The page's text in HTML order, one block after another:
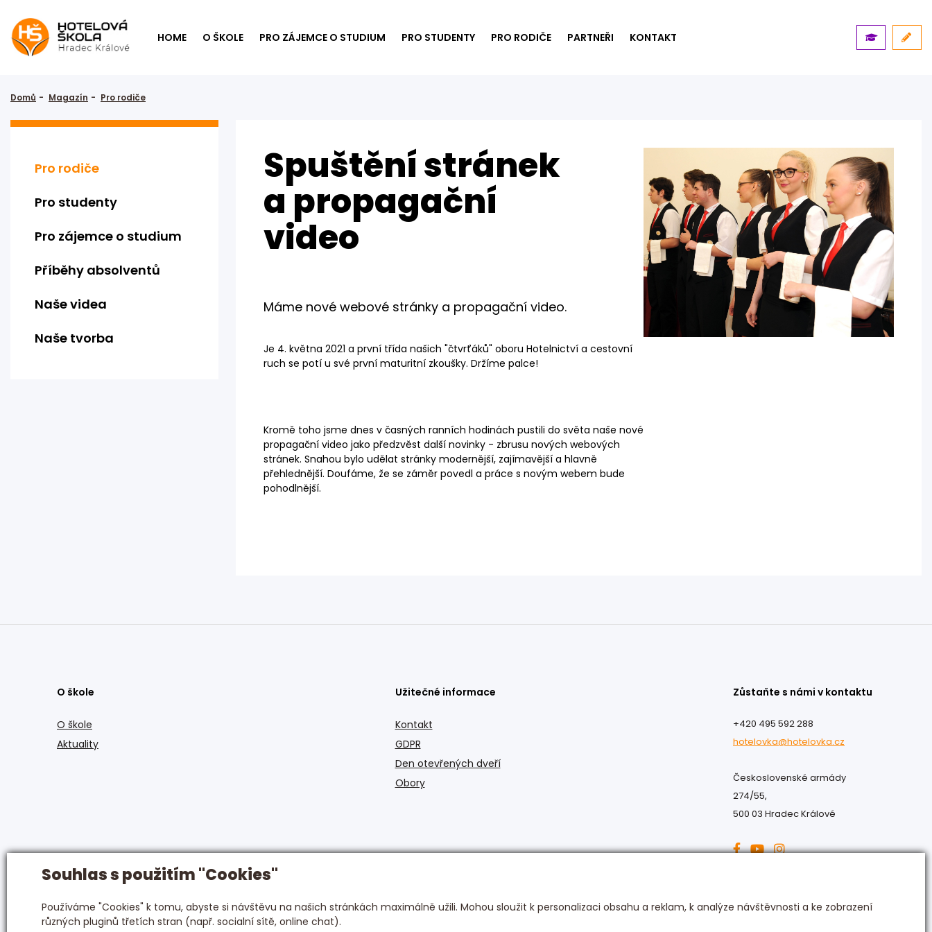
Souhlas s použitím "Cookies"
Používáme "Cookies" k tomu, abyste si návštěvu na našich stránkách maximálně užili. Mohou sloužit k personalizaci obsahu a reklam, k analýze návštěvnosti a ke zobrazení
různých pluginů třetích stran (např. socialní sítě, online chat).
HOME O ŠKOLE PRO ZÁJEMCE O STUDIUM PRO STUDENTY PRO RODIČE PARTNEŘI KONTAKT
Domů Magazín Pro rodiče
Pro rodiče
Pro studenty
Pro zájemce o studium
Příběhy absolventů
Naše videa
Naše tvorba
Spuštění stránek
a propagační
video
Máme nové webové stránky a propagační video.
Je 4. května 2021 a první třída našich "čtvrťáků" oboru Hotelnictví a cestovní
ruch se potí u své první maturitní zkoušky. Držíme palce!
Kromě toho jsme dnes v časných ranních hodinách pustili do světa naše nové
propagační video jako předzvěst další novinky - zbrusu nových webových
stránek. Snahou bylo udělat stránky modernější, zajímavější a hlavně
přehlednější. Doufáme, že se záměr povedl a práce s novým webem bude
pohodlnější.
O škole
O škole
Aktuality
Užitečné informace
Kontakt
GDPR
Den otevřených dveří
Obory
Zůstaňte s námi v kontaktu
+420 495 592 288
hotelovka@hotelovka.cz
Československé armády
274/55,
500 03 Hradec Králové